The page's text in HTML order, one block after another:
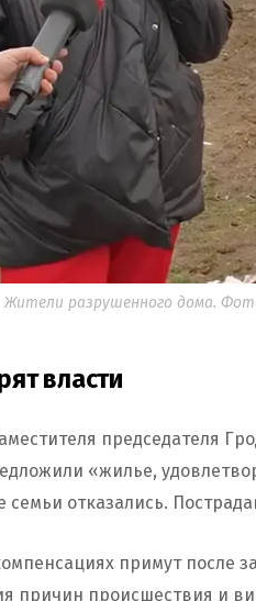
Жители разрушенного дома.
власти
председателя
«жилье,
семьи отказались.
примут после
причин происшествия и